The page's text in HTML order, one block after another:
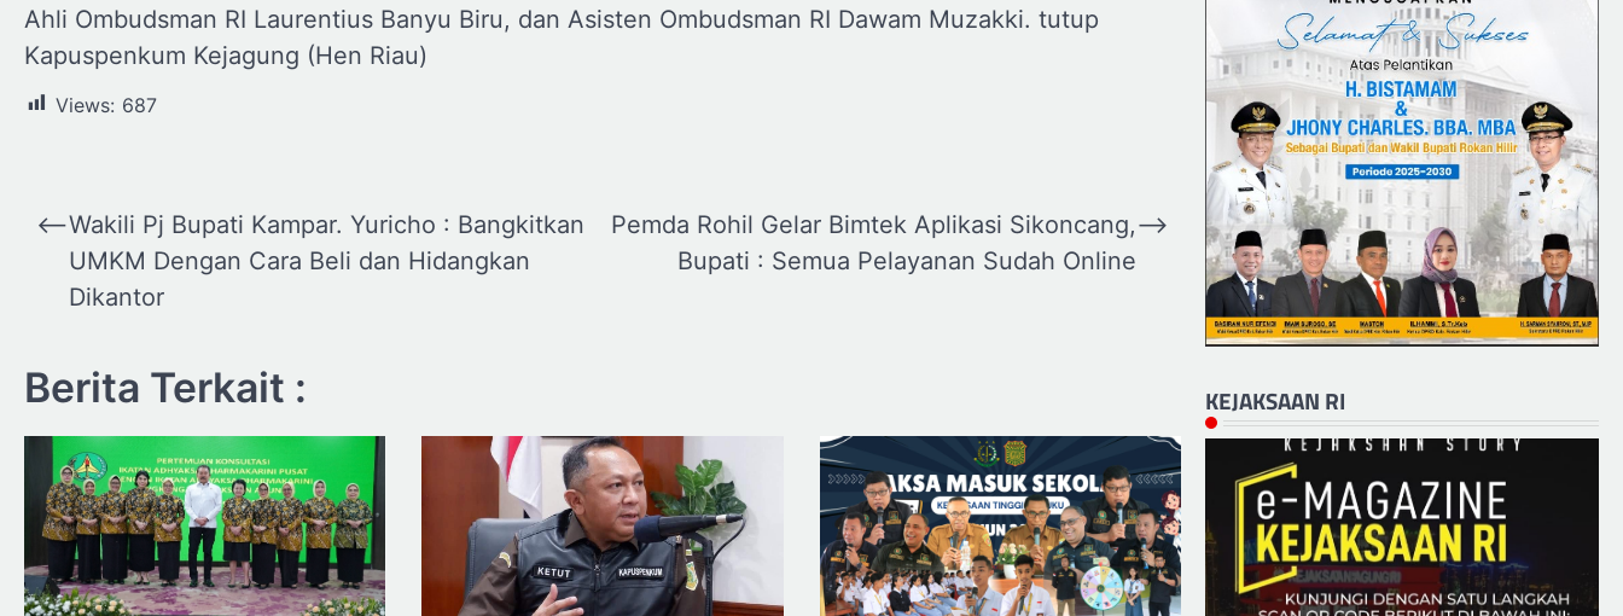
Ahli Ombudsman RI Laurentius Banyu Biru, dan Asisten Ombudsman RI Dawam Muzakki. tutup
Kapuspenkum Kejagung (Hen Riau)
Views: 687
Navigasi
pos
⟵Wakili Pj Bupati Kampar. Yuricho : Bangkitkan
UMKM Dengan Cara Beli dan Hidangkan
Dikantor
Pemda Rohil Gelar Bimtek Aplikasi Sikoncang,
Bupati : Semua Pelayanan Sudah Online
⟶
Berita Terkait : KEJAKSAAN RI